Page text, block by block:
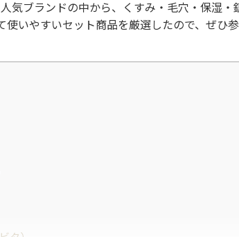
気ブランドの中から、くすみ・毛穴・保湿・
いやすいセット商品を厳選したので、ぜひ